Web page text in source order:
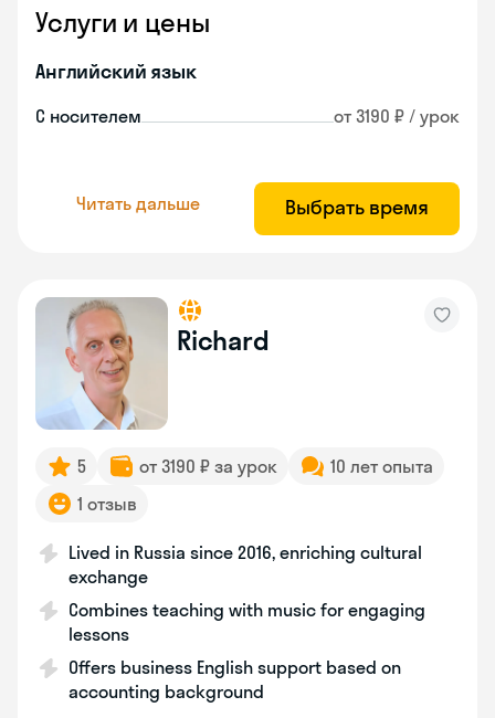
Услуги и цены
Английский язык
С носителем от 3190 ₽ / урок
Читать дальше Выбрать время
Richard
5 от 3190 ₽ за урок
10 лет опыта
1 отзыв
Lived in Russia since 2016, enriching cultural
exchange
Combines teaching with music for engaging
lessons
Offers business English support based on
accounting background